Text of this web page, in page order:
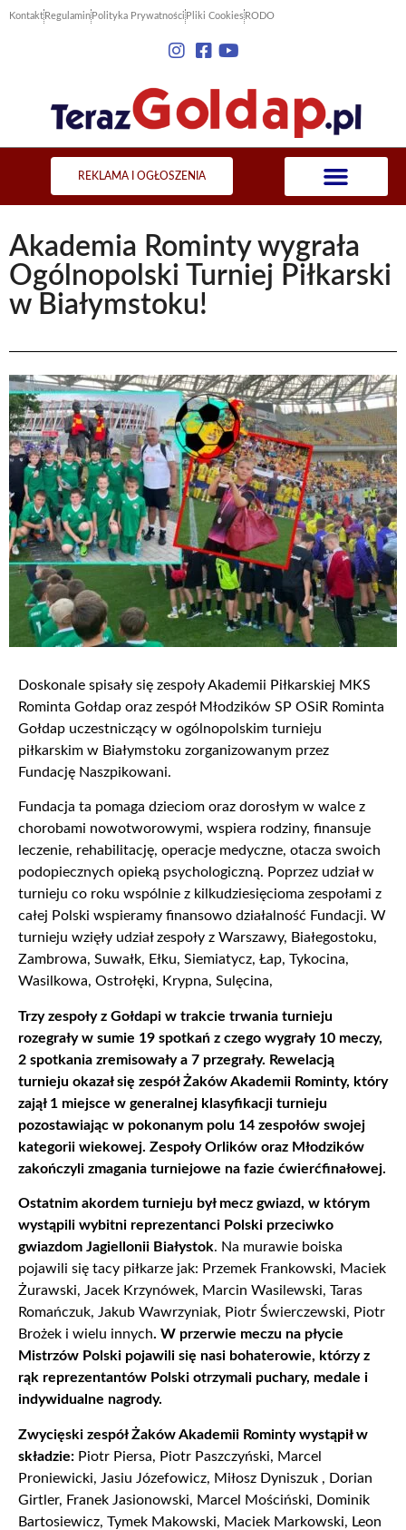
Kontakt Regulamin Polityka Prywatności Pliki Cookies RODO
REKLAMA I OGŁOSZENIA
Akademia Rominty wygrała
Ogólnopolski Turniej Piłkarski
w Białymstoku!
Doskonale spisały się zespoły Akademii Piłkarskiej MKS
Rominta Gołdap oraz zespół Młodzików SP OSiR Rominta
Gołdap uczestniczący w ogólnopolskim turnieju
piłkarskim w Białymstoku zorganizowanym przez
Fundację Naszpikowani.
Fundacja ta pomaga dzieciom oraz dorosłym w walce z
chorobami nowotworowymi, wspiera rodziny, finansuje
leczenie, rehabilitację, operacje medyczne, otacza swoich
podopiecznych opieką psychologiczną. Poprzez udział w
turnieju co roku wspólnie z kilkudziesięcioma zespołami z
całej Polski wspieramy finansowo działalność Fundacji. W
turnieju wzięły udział zespoły z Warszawy, Białegostoku,
Zambrowa, Suwałk, Ełku, Siemiatycz, Łap, Tykocina,
Wasilkowa, Ostrołęki, Krypna, Sulęcina,
Trzy zespoły z Gołdapi w trakcie trwania turnieju
rozegrały w sumie 19 spotkań z czego wygrały 10 meczy,
2 spotkania zremisowały a 7 przegrały. Rewelacją
turnieju okazał się zespół Żaków Akademii Rominty, który
zajął 1 miejsce w generalnej klasyfikacji turnieju
pozostawiając w pokonanym polu 14 zespołów swojej
kategorii wiekowej. Zespoły Orlików oraz Młodzików
zakończyli zmagania turniejowe na fazie ćwierćfinałowej.
Ostatnim akordem turnieju był mecz gwiazd, w którym
wystąpili wybitni reprezentanci Polski przeciwko
gwiazdom Jagiellonii Białystok. Na murawie boiska
pojawili się tacy piłkarze jak: Przemek Frankowski, Maciek
Żurawski, Jacek Krzynówek, Marcin Wasilewski, Taras
Romańczuk, Jakub Wawrzyniak, Piotr Świerczewski, Piotr
Brożek i wielu innych. W przerwie meczu na płycie
Mistrzów Polski pojawili się nasi bohaterowie, którzy z
rąk reprezentantów Polski otrzymali puchary, medale i
indywidualne nagrody.
Zwycięski zespół Żaków Akademii Rominty wystąpił w
składzie: Piotr Piersa, Piotr Paszczyński, Marcel
Proniewicki, Jasiu Józefowicz, Miłosz Dyniszuk , Dorian
Girtler, Franek Jasionowski, Marcel Mościński, Dominik
Bartosiewicz, Tymek Makowski, Maciek Markowski, Leon